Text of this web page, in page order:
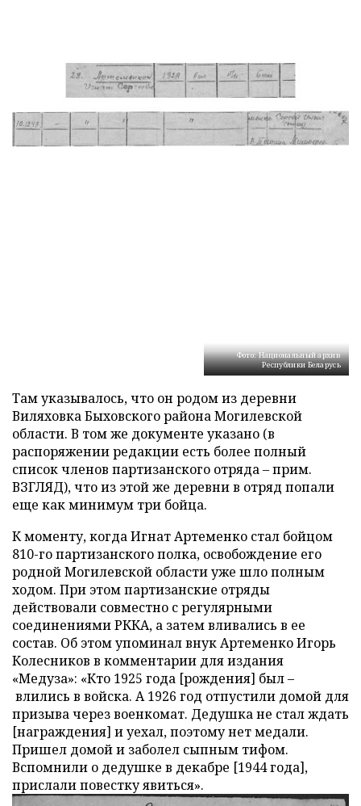
Фото: Национальный архив
Республики Беларусь
Там указывалось, что он родом из деревни
Виляховка Быховского района Могилевской
области. В том же документе указано (в
распоряжении редакции есть более полный
список членов партизанского отряда – прим.
ВЗГЛЯД), что из этой же деревни в отряд попали
еще как минимум три бойца.
К моменту, когда Игнат Артеменко стал бойцом
810-го партизанского полка, освобождение его
родной Могилевской области уже шло полным
ходом. При этом партизанские отряды
действовали совместно с регулярными
соединениями РККА, а затем вливались в ее
состав. Об этом упоминал внук Артеменко Игорь
Колесников в комментарии для издания
«Медуза»: «Кто 1925 года [рождения] был –
влились в войска. А 1926 год отпустили домой для
призыва через военкомат. Дедушка не стал ждать
[награждения] и уехал, поэтому нет медали.
Пришел домой и заболел сыпным тифом.
Вспомнили о дедушке в декабре [1944 года],
прислали повестку явиться».